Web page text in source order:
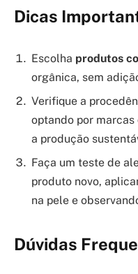
Dicas
Escolha produtos
orgânica, sem
Verifique a
optando por
a produção
Faça um teste de
produto novo,
na pele e
Dúvidas